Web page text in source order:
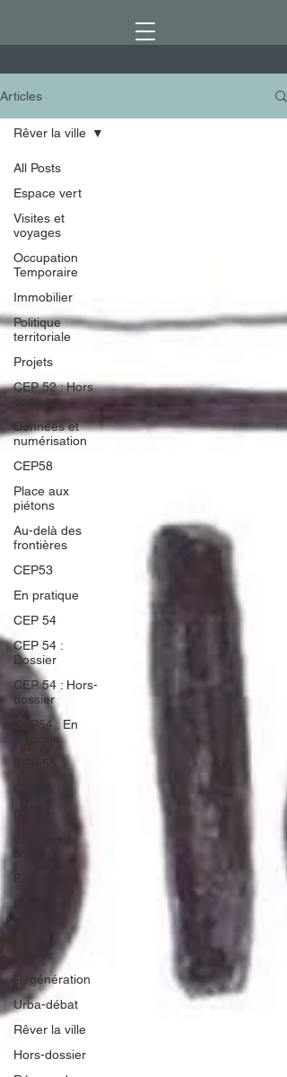
Articles
All Posts
Espace vert
Visites et
voyages
Occupation
Temporaire
Immobilier
Politique
territoriale
Projets
CEP 52 : Hors
dossiers
Données et
numérisation
CEP58
Place aux
piétons
Au-delà des
frontières
CEP53
En pratique
CEP 54
CEP 54 :
Dossier
CEP 54 : Hors-
dossier
CEP54 : En
pratique
Dossier
Citoyens &
société
Bruxelles
Brèves
Régénération
Urba-débat
Rêver la ville
Hors-dossier
Rêver la ville